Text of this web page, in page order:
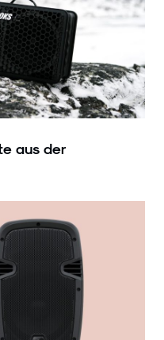
aus der